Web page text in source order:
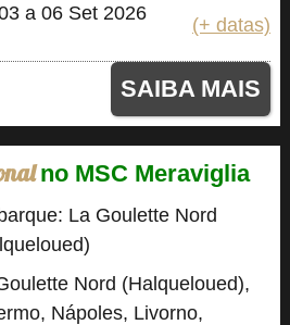
a 06 Set 2026
(+ datas)
SAIBA MAIS
no MSC Meraviglia
La Goulette Nord
Nord (Halqueloued),
Nápoles, Livorno,